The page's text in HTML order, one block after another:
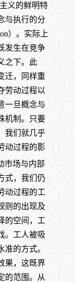
义的鲜明特
与执行的分
）。实际上
发生在竞争
之下。此
迁，同样重
劳动过程以
一旦概念与
机制。只要
我们就几乎
动过程的影
市场与内部
式，我们仍
动过程的工
则的出现及
的空间，工
。工人被吸
的方式。
果，这既界
的范围。从